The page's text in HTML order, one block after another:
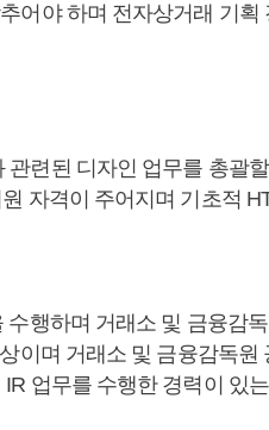
어야 하며 전자상거래 기획
련된 디자인 업무를 총괄
자격이 주어지며 기초적
행하며 거래소 및 금융감
이며 거래소 및 금융감독원
업무를 수행한 경력이 있